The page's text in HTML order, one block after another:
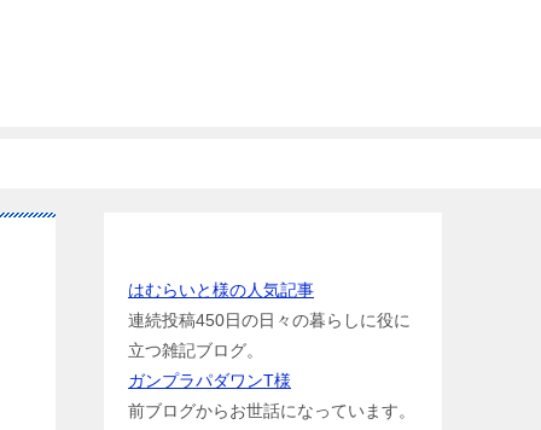
はむらいと様の人気記事
連続投稿450日の日々の暮らしに役に
立つ雑記ブログ。
ガンプラパダワンT様
前ブログからお世話になっています。